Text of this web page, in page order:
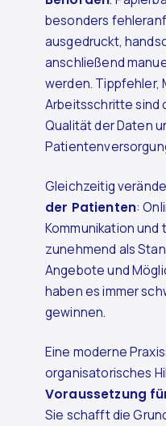
besonders
ausgedruckt,
anschließend
werden. Tippfehler,
Arbeitsschritte sind
Qualität der Daten
Gleichzeitig
der Patienten:
Kommunikation
zunehmend als
Angebote und
haben es immer
gewinnen.
Eine moderne
organisatorisches
Voraussetzung
Sie schafft die